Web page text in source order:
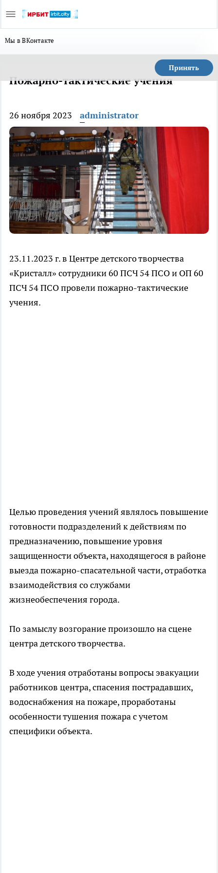
Мы в ВКонтакте
Принять
Пожарно-тактические учения
26 ноября 2023 administrator
23.11.2023 г. в Центре детского творчества
«Кристалл» сотрудники 60 ПСЧ 54 ПСО и ОП 60
ПСЧ 54 ПСО провели пожарно-тактические
учения.
Целью проведения учений являлось повышение
готовности подразделений к действиям по
предназначению, повышение уровня
защищенности объекта, находящегося в районе
выезда пожарно-спасательной части, отработка
взаимодействия со службами
жизнеобеспечения города.
По замыслу возгорание произошло на сцене
центра детского творчества.
В ходе учения отработаны вопросы эвакуации
работников центра, спасения пострадавших,
водоснабжения на пожаре, проработаны
особенности тушения пожара с учетом
специфики объекта.